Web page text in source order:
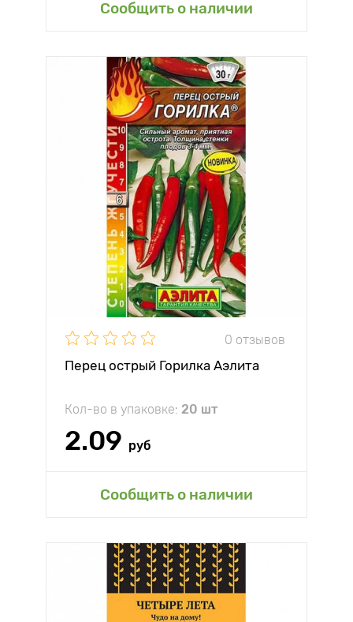
Сообщить о наличии
0 отзывов
Перец острый Горилка Аэлита
Кол-во в упаковке: 20 шт
2.09 руб
Сообщить о наличии